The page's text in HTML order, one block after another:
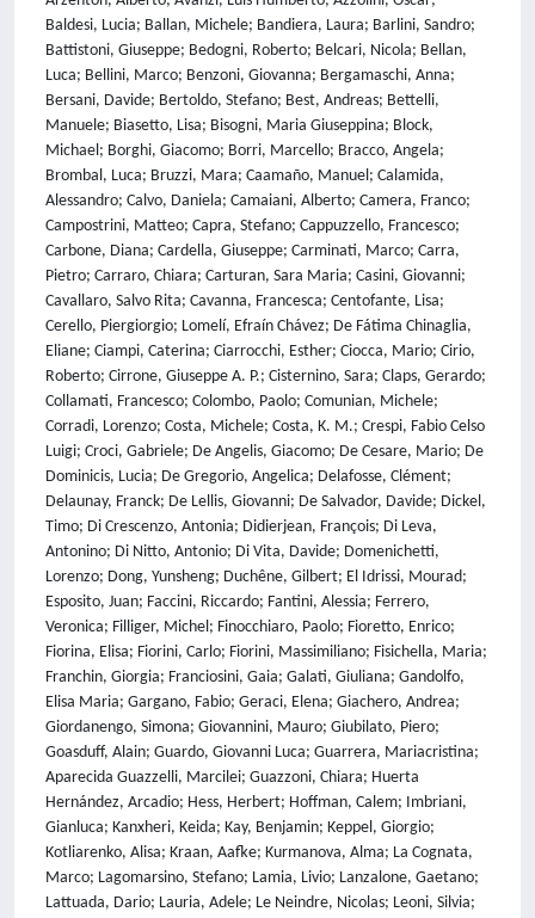
Baldesi, Lucia; Ballan, Michele; Bandiera, Laura; Barlini, Sandro;
Battistoni, Giuseppe; Bedogni, Roberto; Belcari, Nicola; Bellan,
Luca; Bellini, Marco; Benzoni, Giovanna; Bergamaschi, Anna;
Bersani, Davide; Bertoldo, Stefano; Best, Andreas; Bettelli,
Manuele; Biasetto, Lisa; Bisogni, Maria Giuseppina; Block,
Michael; Borghi, Giacomo; Borri, Marcello; Bracco, Angela;
Brombal, Luca; Bruzzi, Mara; Caamaño, Manuel; Calamida,
Alessandro; Calvo, Daniela; Camaiani, Alberto; Camera, Franco;
Campostrini, Matteo; Capra, Stefano; Cappuzzello, Francesco;
Carbone, Diana; Cardella, Giuseppe; Carminati, Marco; Carra,
Pietro; Carraro, Chiara; Carturan, Sara Maria; Casini, Giovanni;
Cavallaro, Salvo Rita; Cavanna, Francesca; Centofante, Lisa;
Cerello, Piergiorgio; Lomelí­, Efraí­n Chávez; De Fátima Chinaglia,
Eliane; Ciampi, Caterina; Ciarrocchi, Esther; Ciocca, Mario; Cirio,
Roberto; Cirrone, Giuseppe A. P.; Cisternino, Sara; Claps, Gerardo;
Collamati, Francesco; Colombo, Paolo; Comunian, Michele;
Corradi, Lorenzo; Costa, Michele; Costa, K. M.; Crespi, Fabio Celso
Luigi; Croci, Gabriele; De Angelis, Giacomo; De Cesare, Mario; De
Dominicis, Lucia; De Gregorio, Angelica; Delafosse, Clément;
Delaunay, Franck; De Lellis, Giovanni; De Salvador, Davide; Dickel,
Timo; Di Crescenzo, Antonia; Didierjean, François; Di Leva,
Antonino; Di Nitto, Antonio; Di Vita, Davide; Domenichetti,
Lorenzo; Dong, Yunsheng; Duchêne, Gilbert; El Idrissi, Mourad;
Esposito, Juan; Faccini, Riccardo; Fantini, Alessia; Ferrero,
Veronica; Filliger, Michel; Finocchiaro, Paolo; Fioretto, Enrico;
Fiorina, Elisa; Fiorini, Carlo; Fiorini, Massimiliano; Fisichella, Maria;
Franchin, Giorgia; Franciosini, Gaia; Galati, Giuliana; Gandolfo,
Elisa Maria; Gargano, Fabio; Geraci, Elena; Giachero, Andrea;
Giordanengo, Simona; Giovannini, Mauro; Giubilato, Piero;
Goasduff, Alain; Guardo, Giovanni Luca; Guarrera, Mariacristina;
Aparecida Guazzelli, Marcilei; Guazzoni, Chiara; Huerta
Hernández, Arcadio; Hess, Herbert; Hoffman, Calem; Imbriani,
Gianluca; Kanxheri, Keida; Kay, Benjamin; Keppel, Giorgio;
Kotliarenko, Alisa; Kraan, Aafke; Kurmanova, Alma; La Cognata,
Marco; Lagomarsino, Stefano; Lamia, Livio; Lanzalone, Gaetano;
Lattuada, Dario; Lauria, Adele; Le Neindre, Nicolas; Leoni, Silvia;